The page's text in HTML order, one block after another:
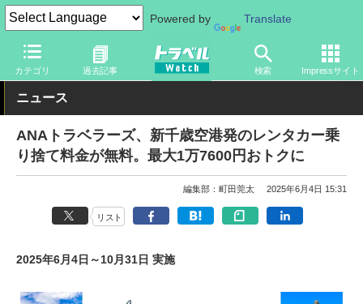
Powered by Translate
カテゴリ 過去記事 検索 Impressサイト
トラベル Watch 企業・政府・官庁 国内エアライン ANA
ニュース
ANAトラベラーズ、新千歳空港発のレンタカー乗
り捨て料金が無料。最大1万7600円おトクに
編集部：町田莞太 2025年6月4日 15:31
リスト
2025年6月4日～10月31日 実施